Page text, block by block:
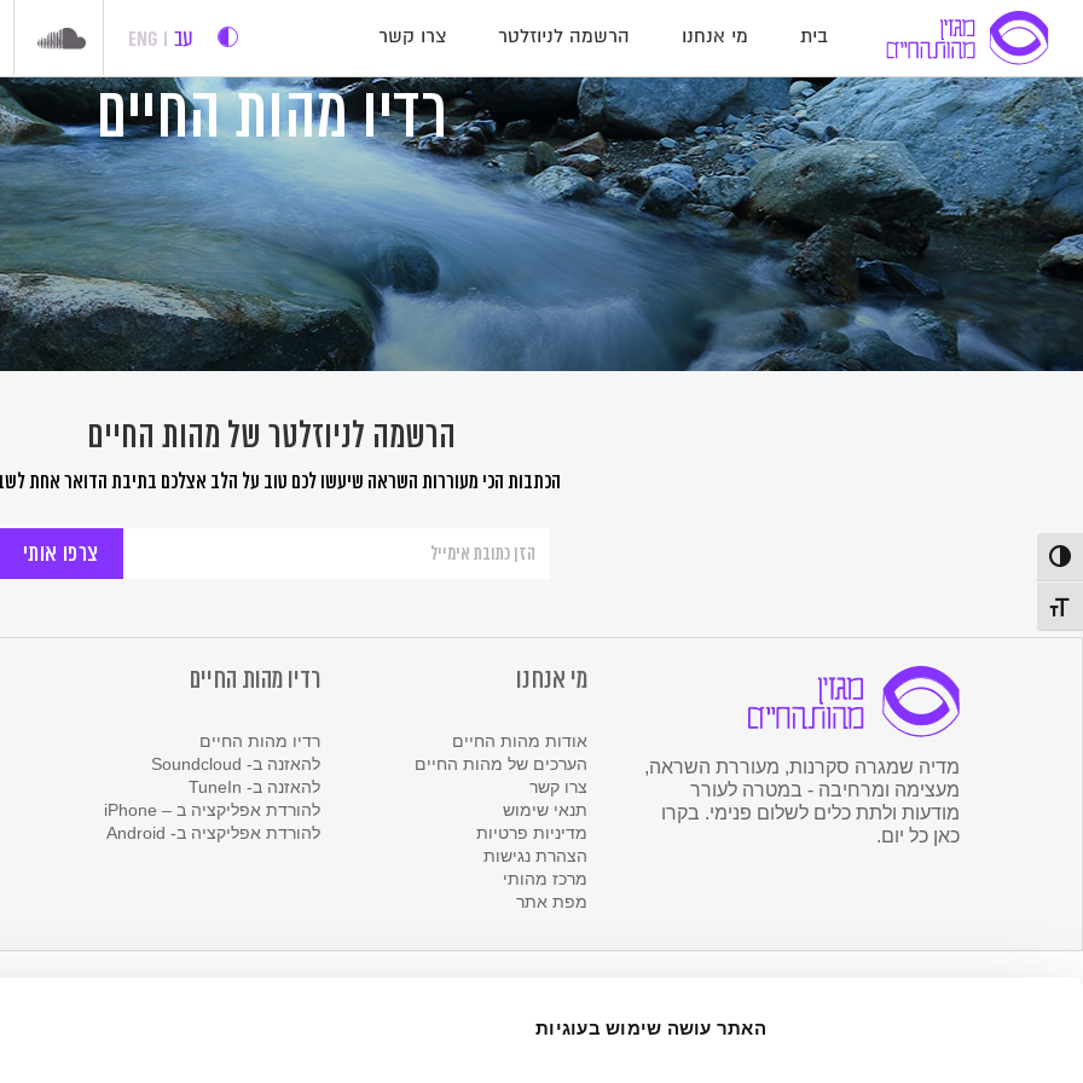
האתר עושה שימוש בעוגיות
הפעל/כבה ניגודיות גבוהה
מתג גודל גופן
בית מי אנחנו הרשמה לניוזלטר צרו קשר עב ENG
רדיו מהות החיים
הרשמה לניוזלטר של מהות החיים
הכתבות הכי מעוררות השראה שיעשו לכם טוב על הלב אצלכם בתיבת הדואר אחת
לניוזלטר
מדיה שמגרה סקרנות, מעוררת השראה,
מעצימה ומרחיבה - במטרה לעורר
מודעות ולתת כלים לשלום פנימי. בקרו
כאן כל יום.
מי אנחנו
אודות מהות החיים
הערכים של מהות החיים
צרו קשר
תנאי שימוש
מדיניות פרטיות
הצהרת נגישות
מרכז מהותי
מפת אתר
רדיו מהות החיים
רדיו מהות החיים
להאזנה ב- Soundcloud
להאזנה ב- TuneIn
להורדת אפליקציה ב – iPhone
להורדת אפליקציה ב- Android